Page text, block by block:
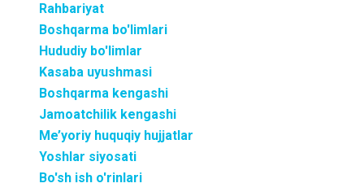
Rahbariyat
Boshqarma bo'limlari
Hududiy bo'limlar
Kasaba uyushmasi
Boshqarma kengashi
Jamoatchilik kengashi
Me’yoriy huquqiy hujjatlar
Yoshlar siyosati
Bo'sh ish o'rinlari